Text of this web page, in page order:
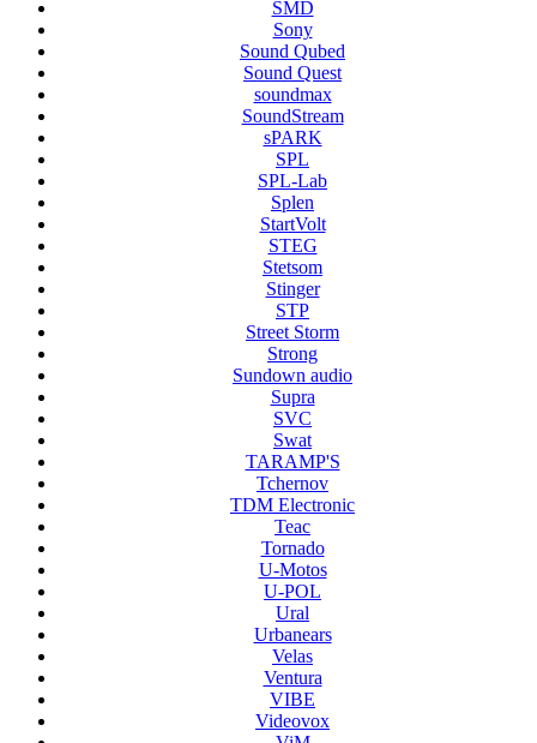
SMD
Sony
Sound Qubed
Sound Quest
soundmax
SoundStream
sPARK
SPL
SPL-Lab
Splen
StartVolt
STEG
Stetsom
Stinger
STP
Street Storm
Strong
Sundown audio
Supra
SVC
Swat
TARAMP'S
Tchernov
TDM Electronic
Teac
Tornado
U-Motos
U-POL
Ural
Urbanears
Velas
Ventura
VIBE
Videovox